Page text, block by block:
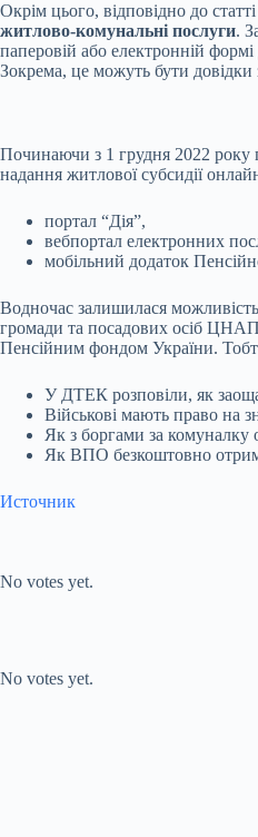
Окрім цього, відповідно до
житлово-комунальні послуги.
паперовій або електронній
Зокрема, це можуть бути довідки
Починаючи з 1 грудня 2022 року
надання житлової субсидії
портал “Дія”,
вебпортал електронних
мобільний додаток
Водночас залишилася
громади та посадових осіб
Пенсійним фондом України.
У ДТЕК розповіли, як
Військові мають право на
Як з боргами за комуналку
Як ВПО безкоштовно
Источник
No votes yet.
No votes yet.